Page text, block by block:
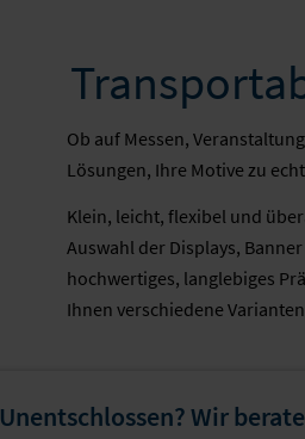
Ob auf Messen,
Lösungen, Ihre Motive zu
Klein, leicht, flexibel und
Auswahl der Displays,
hochwertiges, langlebiges
Ihnen verschiedene
Unentschlossen? Wir